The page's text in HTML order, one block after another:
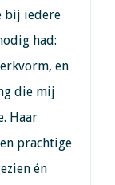
bij iedere
had:
en
die mij
Haar
prachtige
én